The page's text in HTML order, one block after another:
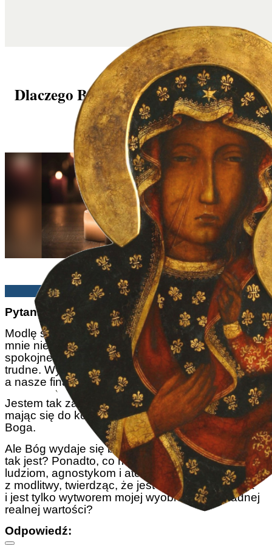
Dlaczego Bóg nie odpowiada na moje
modlitwy?
ANF | 11/03/2022
Pytanie:
Modlę się i modlę, ale mam wrażenie, że Bóg
mnie nie słucha. Zawsze mieliśmy dobre,
spokojne życie rodzinne, ale ostatnie lata były
trudne. Wydaje się, że nie układa nam się w życiu,
a nasze finanse zaczęły się pogarszać.
Jestem tak zaniepokojony tą sytuacją, że nie
mając się do kogo zwrócić, zwróciłem się do
Boga.
Ale Bóg wydaje się być na mnie głuchy. Dlaczego
tak jest? Ponadto, co mam powiedzieć niektórym
ludziom, agnostykom i ateistom, którzy śmieją się
z modlitwy, twierdząc, że jest ona bezsensowna
i jest tylko wytworem mojej wyobraźni bez żadnej
realnej wartości?
Odpowiedź: